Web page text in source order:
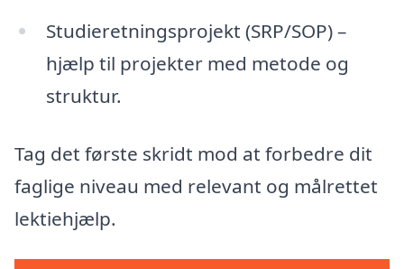
Studieretningsprojekt (SRP/SOP) –
hjælp til projekter med metode og
struktur.
Tag det første skridt mod at forbedre dit
faglige niveau med relevant og målrettet
lektiehjælp.